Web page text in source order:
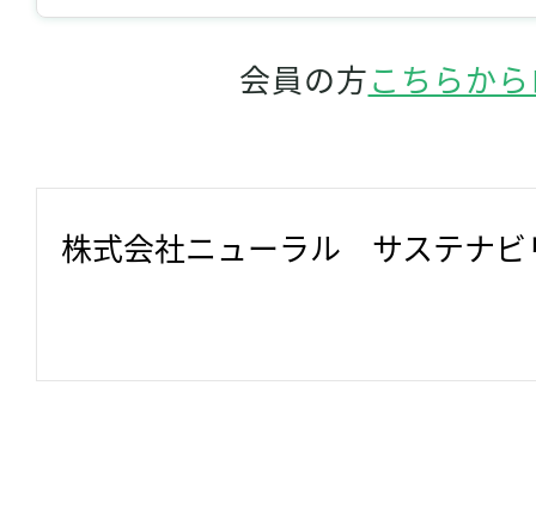
会員の方こちらか
株式会社ニューラル　サステナ